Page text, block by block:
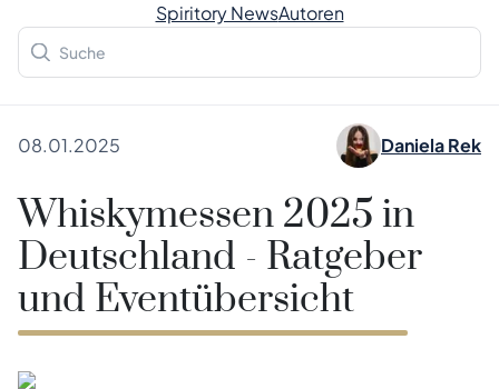
Spiritory NewsAutoren
08.01.2025 Daniela Rek
Whiskymessen 2025 in
Deutschland - Ratgeber
und Eventübersicht